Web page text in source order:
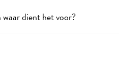
waar dient het voor?